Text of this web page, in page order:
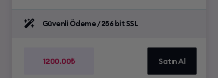
Güvenli Ödeme / 256 bit SSL
1200.00₺ Satın Al